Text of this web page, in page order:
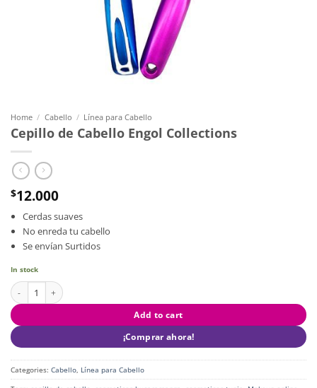
Home / Cabello / Línea para Cabello
Cepillo de Cabello Engol Collections
$12.000
Cerdas suaves
No enreda tu cabello
Se envían Surtidos
In stock
Cepillo de Cabello Engol Collections quantity
Add to cart
¡Comprar ahora!
Categories: Cabello, Línea para Cabello